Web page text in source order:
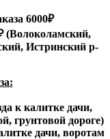
6000₽
(Волоколамский,
Истринский р-
к калитке дачи,
грунтовой дороге)
дачи, воротам